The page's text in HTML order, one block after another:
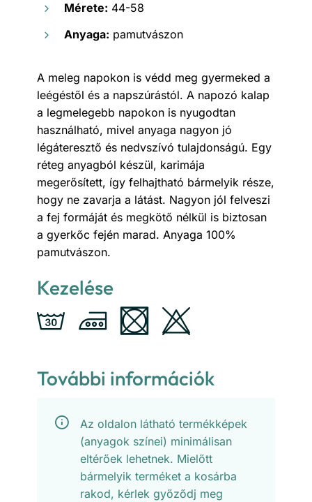
Mérete: 44-58
Anyaga: pamutvászon
A meleg napokon is védd meg gyermeked a
leégéstől és a napszúrástól. A napozó kalap
a legmelegebb napokon is nyugodtan
használható, mivel anyaga nagyon jó
légáteresztő és nedvszívó tulajdonságú. Egy
réteg anyagból készül, karimája
megerősített, így felhajtható bármelyik része,
hogy ne zavarja a látást. Nagyon jól felveszi
a fej formáját és megkötő nélkül is biztosan
a gyerkőc fején marad. Anyaga 100%
pamutvászon.
Kezelése
További információk
Az oldalon látható termékképek
(anyagok színei) minimálisan
eltérőek lehetnek. Mielőtt
bármelyik terméket a kosárba
rakod, kérlek győződj meg